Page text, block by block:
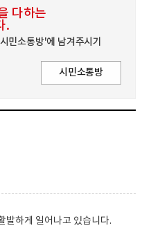
다하는
.
민소통방'에 남겨주시기
시민소통방
발하게 일어나고 있습니다.